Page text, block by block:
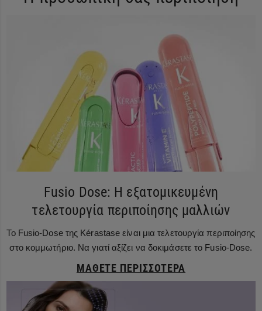
Fusio Dose: Η εξατομικευμένη
τελετουργία περιποίησης μαλλιών
Το Fusio-Dose της Kérastase είναι μια τελετουργία περιποίησης
στο κομμωτήριο. Να γιατί αξίζει να δοκιμάσετε το Fusio-Dose.
ΜΆΘΕΤΕ ΠΕΡΙΣΣΌΤΕΡΑ